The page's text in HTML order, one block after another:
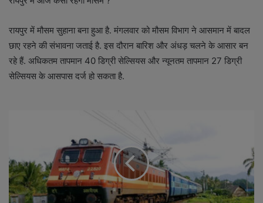
रायपुर में मौसम सुहाना बना हुआ है. मंगलवार को मौसम विभाग ने आसमान में बादल
छाए रहने की संभावना जताई है. इस दौरान बारिश और अंधड़ चलने के आसार बन
रहे हैं. अधिकतम तापमान 40 डिग्री सेल्सियस और न्यूनतम तापमान 27 डिग्री
सेल्सियस के आसपास दर्ज हो सकता है.